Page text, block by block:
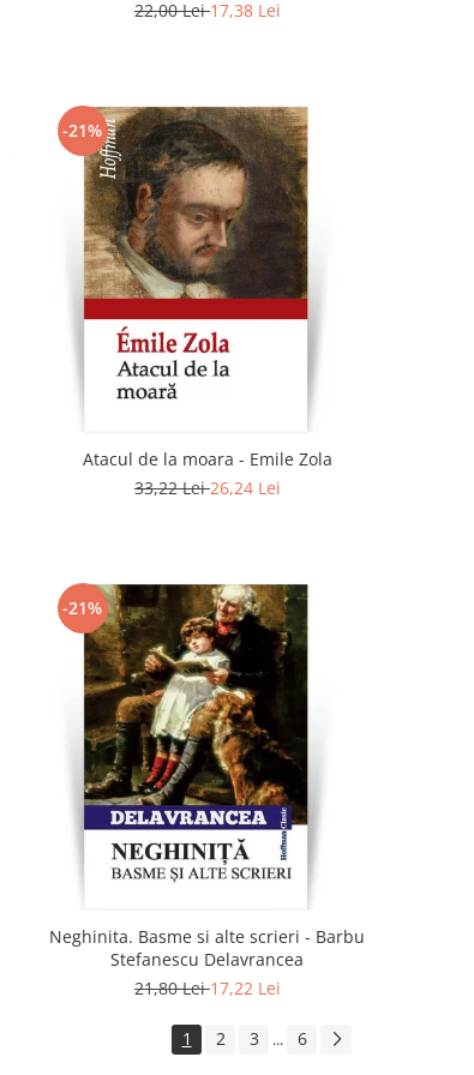
22,00 Lei17,38 Lei
-21%
Atacul de la moara - Emile Zola
33,22 Lei26,24 Lei
-21%
Neghinita. Basme si alte scrieri - Barbu
Stefanescu Delavrancea
21,80 Lei17,22 Lei
1 2 3 ... 6